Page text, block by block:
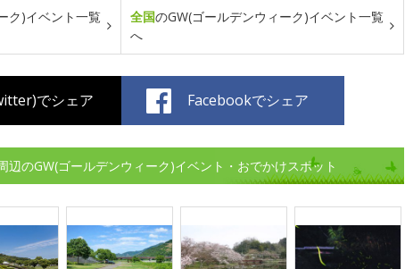
ク)イベント一覧
全国のGW(ゴールデンウィーク)イベント一覧
へ
でシェア Facebookでシェア
辺のGW(ゴールデンウィーク)イベント・おでかけスポット